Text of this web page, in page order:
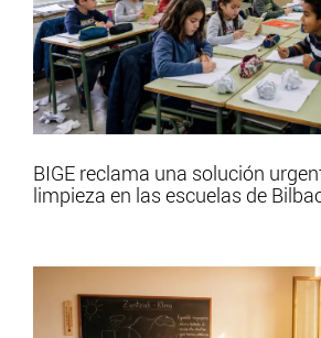
BIGE reclama una solución
limpieza en las escuelas de